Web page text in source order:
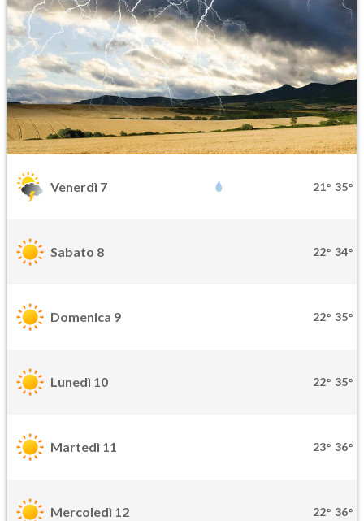
Venerdì 7 21° 35°
Sabato 8 22° 34°
Domenica 9 22° 35°
Lunedì 10 22° 35°
Martedì 11 23° 36°
Mercoledì 12 22° 36°